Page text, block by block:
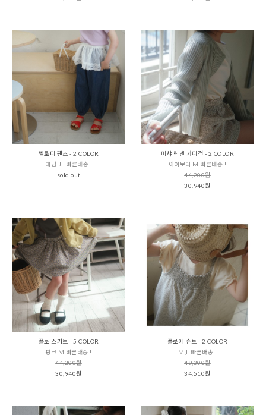
벨로티 팬츠 - 2 COLOR
데님 JL 빠른배송 !
sold out
미샤 린넨 카디건 - 2 COLOR
아이보리 M 빠른배송 !
44,200원
30,940원
플로 스커트 - 5 COLOR
핑크 M 빠른배송 !
44,200원
30,940원
플로에 슈트 - 2 COLOR
M,L 빠른배송 !
49,300원
34,510원